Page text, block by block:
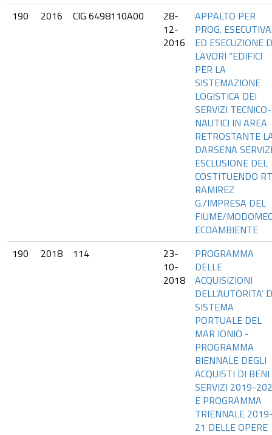
190
2016 CIG 6498110A00
28-
12-
2016
APPALTO PER
PROG. ESECUTIVA
ED ESECUZIONE
LAVORI “EDIFICI
PER LA
SISTEMAZIONE
LOGISTICA DEI
SERVIZI TECNICO-
NAUTICI IN AREA
RETROSTANTE
DARSENA
ESCLUSIONE DEL
COSTITUENDO
RAMIREZ
G./IMPRESA DEL
FIUME/MODOMEC
ECOAMBIENTE
190
2018 114
23-
10-
2018
PROGRAMMA
DELLE
ACQUISIZIONI
DELL’AUTORITA’
SISTEMA
PORTUALE DEL
MAR IONIO -
PROGRAMMA
BIENNALE DEGLI
ACQUISTI DI BENI
SERVIZI 2019-
E PROGRAMMA
TRIENNALE
21 DELLE OPERE